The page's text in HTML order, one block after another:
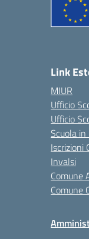
Link
MIUR
Ufficio
Ufficio
Scuola in
Iscrizioni
Invalsi
Comune
Comune